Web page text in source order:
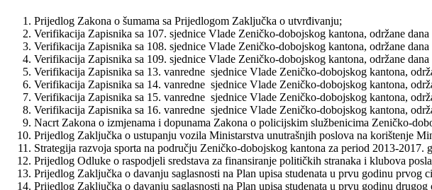
Prijedlog Zakona o šumama sa Prijedlogom Zaključka o utvrđivanju;
Verifikacija Zapisnika sa 107. sjednice Vlade Zeničko-dobojskog kantona, održane
Verifikacija Zapisnika sa 108. sjednice Vlade Zeničko-dobojskog kantona, održane
Verifikacija Zapisnika sa 109. sjednice Vlade Zeničko-dobojskog kantona, održane
Verifikacija Zapisnika sa 13. vanredne sjednice Vlade Zeničko-dobojskog kantona,
Verifikacija Zapisnika sa 14. vanredne sjednice Vlade Zeničko-dobojskog kantona,
Verifikacija Zapisnika sa 15. vanredne sjednice Vlade Zeničko-dobojskog kantona,
Verifikacija Zapisnika sa 16. vanredne sjednice Vlade Zeničko-dobojskog kantona,
Nacrt Zakona o izmjenama i dopunama Zakona o policijskim službenicima Zeničko-
Prijedlog Zaključka o ustupanju vozila Ministarstva unutrašnjih poslova na korištenje
Strategija razvoja sporta na području Zeničko-dobojskog kantona za period 2013-
Prijedlog Odluke o raspodjeli sredstava za finansiranje političkih stranaka i klubova
Prijedlog Zaključka o davanju saglasnosti na Plan upisa studenata u prvu godinu
Prijedlog Zaključka o davanju saglasnosti na Plan upisa studenata u prvu godinu